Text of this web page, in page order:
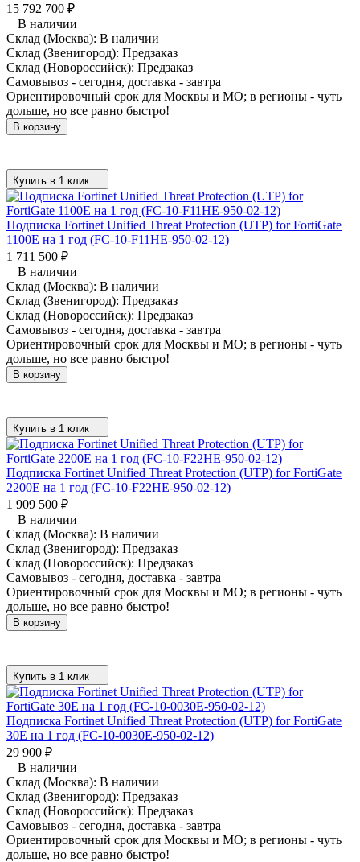
15 792 700 ₽
В наличии
Склад (Москва): В наличии
Склад (Звенигород): Предзаказ
Склад (Новороссийск): Предзаказ
Самовывоз - сегодня, доставка - завтра
Ориентировочный срок для Москвы и МО; в регионы - чуть
дольше, но все равно быстро!
В корзину
Купить в 1 клик
Подписка Fortinet Unified Threat Protection (UTP) for FortiGate
1100E на 1 год (FC-10-F11HE-950-02-12)
1 711 500 ₽
В наличии
Склад (Москва): В наличии
Склад (Звенигород): Предзаказ
Склад (Новороссийск): Предзаказ
Самовывоз - сегодня, доставка - завтра
Ориентировочный срок для Москвы и МО; в регионы - чуть
дольше, но все равно быстро!
В корзину
Купить в 1 клик
Подписка Fortinet Unified Threat Protection (UTP) for FortiGate
2200E на 1 год (FC-10-F22HE-950-02-12)
1 909 500 ₽
В наличии
Склад (Москва): В наличии
Склад (Звенигород): Предзаказ
Склад (Новороссийск): Предзаказ
Самовывоз - сегодня, доставка - завтра
Ориентировочный срок для Москвы и МО; в регионы - чуть
дольше, но все равно быстро!
В корзину
Купить в 1 клик
Подписка Fortinet Unified Threat Protection (UTP) for FortiGate
30E на 1 год (FC-10-0030E-950-02-12)
29 900 ₽
В наличии
Склад (Москва): В наличии
Склад (Звенигород): Предзаказ
Склад (Новороссийск): Предзаказ
Самовывоз - сегодня, доставка - завтра
Ориентировочный срок для Москвы и МО; в регионы - чуть
дольше, но все равно быстро!